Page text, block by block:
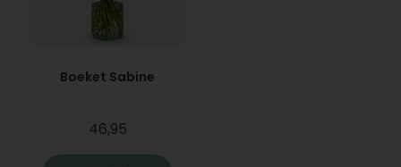
Boeket Sabine
46,95